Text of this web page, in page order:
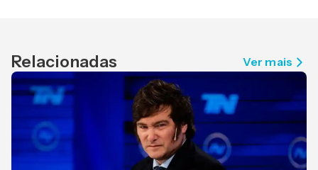
Relacionadas Ver mais